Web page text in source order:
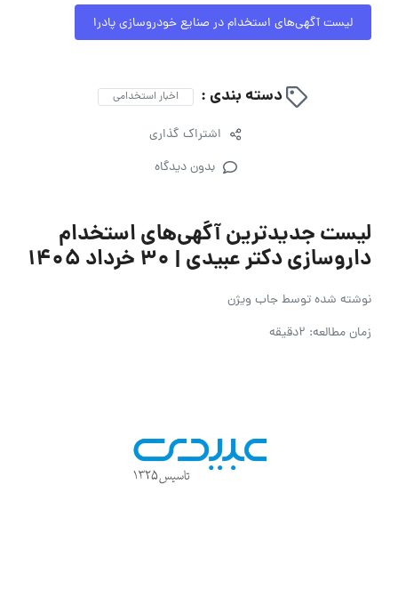
لیست آگهی‌های استخدام در صنایع خودروسازی پادرا
دسته بندی : اخبار استخدامی
اشتراک گذاری
بدون دیدگاه
لیست جدیدترین آگهی‌های استخدام
داروسازی دکتر عبیدی | ۳۰ خرداد ۱۴۰۵
نوشته شده توسطجاب ویژن
زمان مطالعه: 2دقیقه